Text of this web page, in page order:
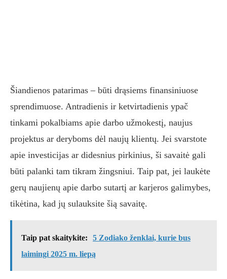
Šiandienos patarimas – būti drąsiems finansiniuose
sprendimuose. Antradienis ir ketvirtadienis ypač
tinkami pokalbiams apie darbo užmokestį, naujus
projektus ar deryboms dėl naujų klientų. Jei svarstote
apie investicijas ar didesnius pirkinius, ši savaitė gali
būti palanki tam tikram žingsniui. Taip pat, jei laukėte
gerų naujienų apie darbo sutartį ar karjeros galimybes,
tikėtina, kad jų sulauksite šią savaitę.
Taip pat skaitykite:
5 Zodiako ženklai, kurie bus
laimingi 2025 m. liepą